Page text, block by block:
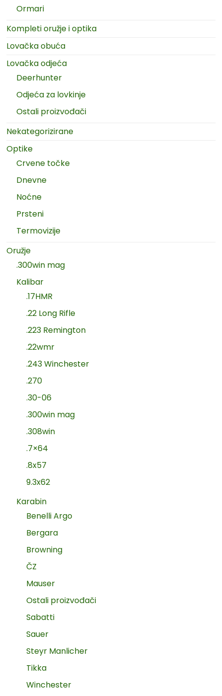
Ormari
Kompleti oružje i optika
Lovačka obuća
Lovačka odjeća
Deerhunter
Odjeća za lovkinje
Ostali proizvođači
Nekategorizirane
Optike
Crvene točke
Dnevne
Noćne
Prsteni
Termovizije
Oružje
.300win mag
Kalibar
.17HMR
.22 Long Rifle
.223 Remington
.22wmr
.243 Winchester
.270
.30-06
.300win mag
.308win
.7×64
.8x57
9.3x62
Karabin
Benelli Argo
Bergara
Browning
ČZ
Mauser
Ostali proizvođači
Sabatti
Sauer
Steyr Manlicher
Tikka
Winchester